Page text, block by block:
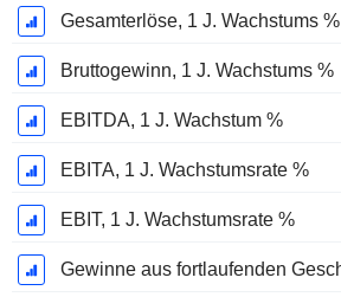
Gesamterlöse, 1 J. Wachstums %
Bruttogewinn, 1 J. Wachstums %
EBITDA, 1 J. Wachstum %
EBITA, 1 J. Wachstumsrate %
EBIT, 1 J. Wachstumsrate %